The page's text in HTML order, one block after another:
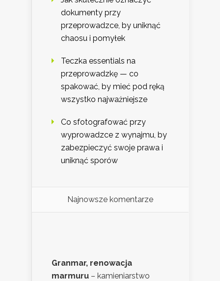
dokumenty przy
przeprowadzce, by uniknąć
chaosu i pomyłek
Teczka essentials na
przeprowadzkę — co
spakować, by mieć pod ręką
wszystko najważniejsze
Co sfotografować przy
wyprowadzce z wynajmu, by
zabezpieczyć swoje prawa i
uniknąć sporów
Najnowsze komentarze
Granmar, renowacja
marmuru – kamieniarstwo